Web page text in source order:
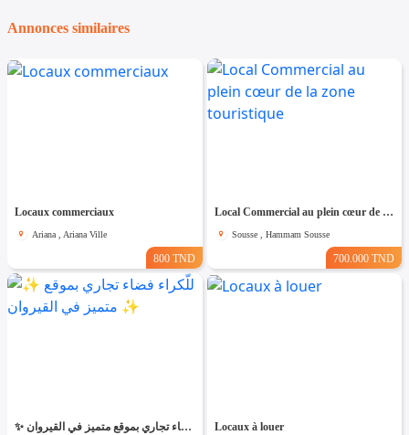
Annonces similaires
Locaux commerciaux
Ariana , Ariana Ville
800 TND
Local Commercial au plein cœur de la zone touristique
Sousse , Hammam Sousse
700.000 TND
✨ للّكراء فضاء تجاري بموقع متميز في القيروان ✨ Locaux à louer